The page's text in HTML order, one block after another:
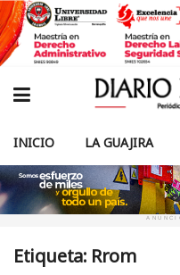
INICIO LA GUAJIRA
Etiqueta: Rrom